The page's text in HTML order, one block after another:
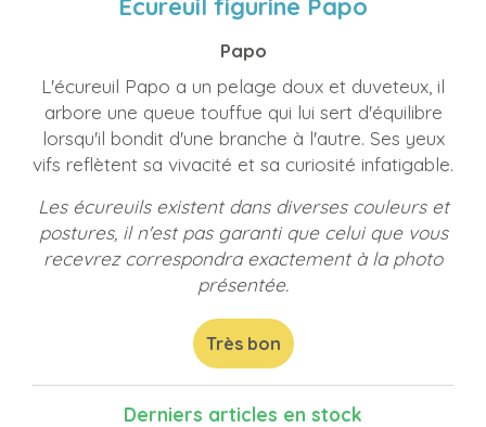
Ecureuil figurine Papo
Papo
L'écureuil Papo a un pelage doux et duveteux, il
arbore une queue touffue qui lui sert d'équilibre
lorsqu'il bondit d'une branche à l'autre. Ses yeux
vifs reflètent sa vivacité et sa curiosité infatigable.
Les écureuils existent dans diverses couleurs et
postures, il n'est pas garanti que celui que vous
recevrez correspondra exactement à la photo
présentée.
Très bon
Derniers articles en stock